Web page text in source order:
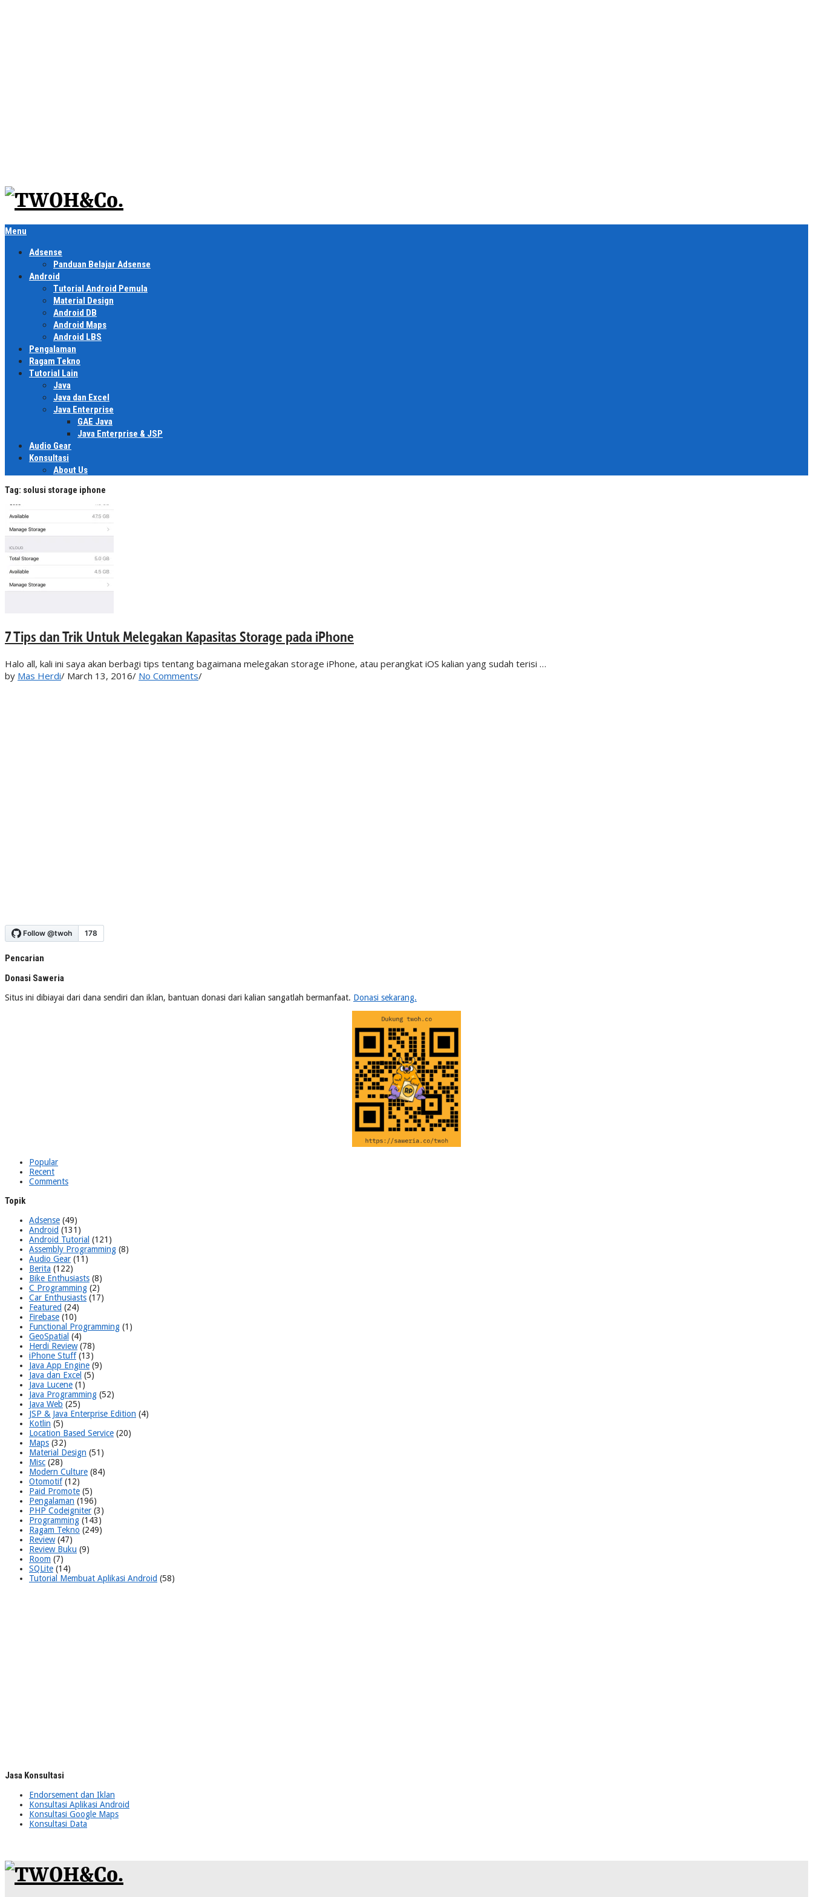
Menu
Adsense
Panduan Belajar Adsense
Android
Tutorial Android Pemula
Material Design
Android DB
Android Maps
Android LBS
Pengalaman
Ragam Tekno
Tutorial Lain
Java
Java dan Excel
Java Enterprise
GAE Java
Java Enterprise & JSP
Audio Gear
Konsultasi
About Us
Tag: solusi storage iphone
7 Tips dan Trik Untuk Melegakan Kapasitas Storage pada iPhone
Halo all, kali ini saya akan berbagi tips tentang bagaimana melegakan storage iPhone, atau perangkat iOS kalian yang sudah terisi …
by Mas Herdi/ March 13, 2016/ No Comments/
Pencarian
Donasi Saweria
Situs ini dibiayai dari dana sendiri dan iklan, bantuan donasi dari kalian sangatlah bermanfaat. Donasi sekarang.
Popular
Recent
Comments
Topik
Adsense (49)
Android (131)
Android Tutorial (121)
Assembly Programming (8)
Audio Gear (11)
Berita (122)
Bike Enthusiasts (8)
C Programming (2)
Car Enthusiasts (17)
Featured (24)
Firebase (10)
Functional Programming (1)
GeoSpatial (4)
Herdi Review(78)
iPhone Stuff(13)
Java App Engine (9)
Java dan Excel (5)
Java Lucene (1)
Java Programming (52)
Java Web (25)
JSP & Java Enterprise Edition (4)
Kotlin (5)
Location Based Service (20)
Maps (32)
Material Design (51)
Misc (28)
Modern Culture (84)
Otomotif(12)
Paid Promote (5)
Pengalaman (196)
PHP Codeigniter (3)
Programming (143)
Ragam Tekno (249)
Review(47)
Review Buku (9)
Room (7)
SQLite (14)
Tutorial Membuat Aplikasi Android (58)
Jasa Konsultasi
Endorsement dan Iklan
Konsultasi Aplikasi Android
Konsultasi Google Maps
Konsultasi Data